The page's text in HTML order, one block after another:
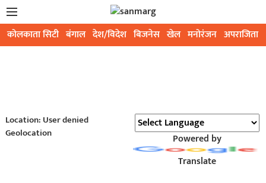
कोलकाता सिटी बंगाल देश/विदेश बिजनेस खेल मनोरंजन अपराजिता
Location: User denied
Geolocation
Powered by
Translate